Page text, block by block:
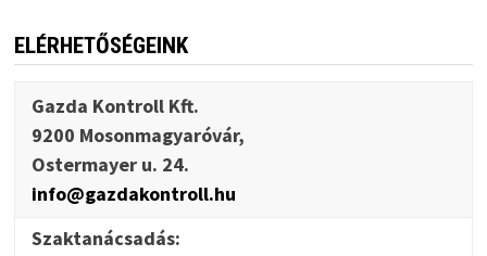
ELÉRHETŐSÉGEINK
Gazda Kontroll Kft.
9200 Mosonmagyaróvár,
Ostermayer u. 24.
info@gazdakontroll.hu
Szaktanácsadás: